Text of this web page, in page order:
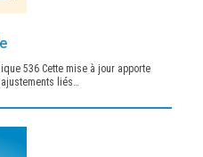
536 Cette mise à jour apporte
liés…